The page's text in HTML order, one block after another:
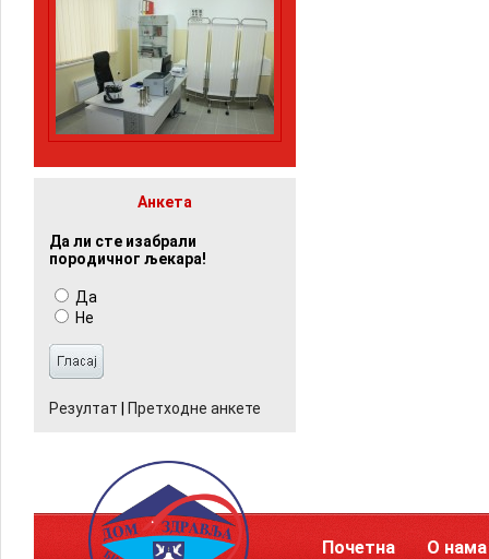
Анкета
Да ли сте изабрали
породичног љекара!
Да
Не
Резултат Претходне анкете
Почетна О нама